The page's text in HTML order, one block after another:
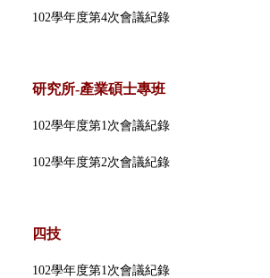
課程標準
102學年度第4次會議紀錄
研究所-產業碩士專班
102學年度第1次會議紀錄
102學年度第2次會議紀錄
四技
102學年度第1次會議紀錄